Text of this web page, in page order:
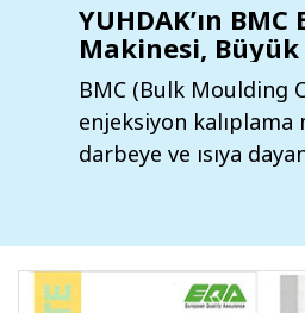
YUHDAK’ın
Makinesi,
Dişli Firması için
Operasyonunu
Entegrasyonu
Kolaylaştırıyor
BMC (Bulk Moulding
enjeksiyon kalıplama
darbeye ve ısıya
özelliklerine sahip
sertleşen
kauçuk ürünlerinin